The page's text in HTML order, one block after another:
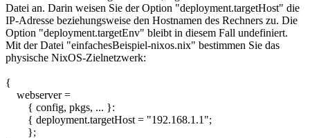
Datei an. Darin weisen Sie der Option "deployment.targetHost" die
IP-Adresse beziehungsweise den Hostnamen des Rechners zu. Die
Option "deployment.targetEnv" bleibt in diesem Fall undefiniert.
Mit der Datei "einfachesBeispiel-nixos.nix" bestimmen Sie das
physische NixOS-Zielnetzwerk:
{
webserver =
{ config, pkgs, ... }:
{ deployment.targetHost = "192.168.1.1";
};